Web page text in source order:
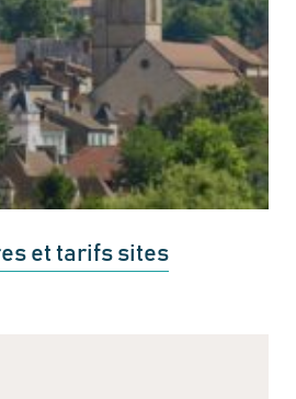
et tarifs sites